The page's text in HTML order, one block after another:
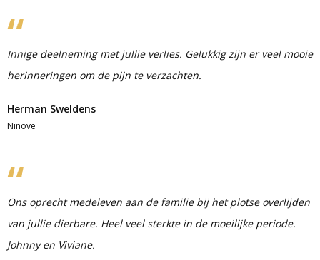
Innige deelneming met jullie verlies. Gelukkig zijn er veel mooie
herinneringen om de pijn te verzachten.
Herman Sweldens
Ninove
Ons oprecht medeleven aan de familie bij het plotse overlijden
van jullie dierbare. Heel veel sterkte in de moeilijke periode.
Johnny en Viviane.